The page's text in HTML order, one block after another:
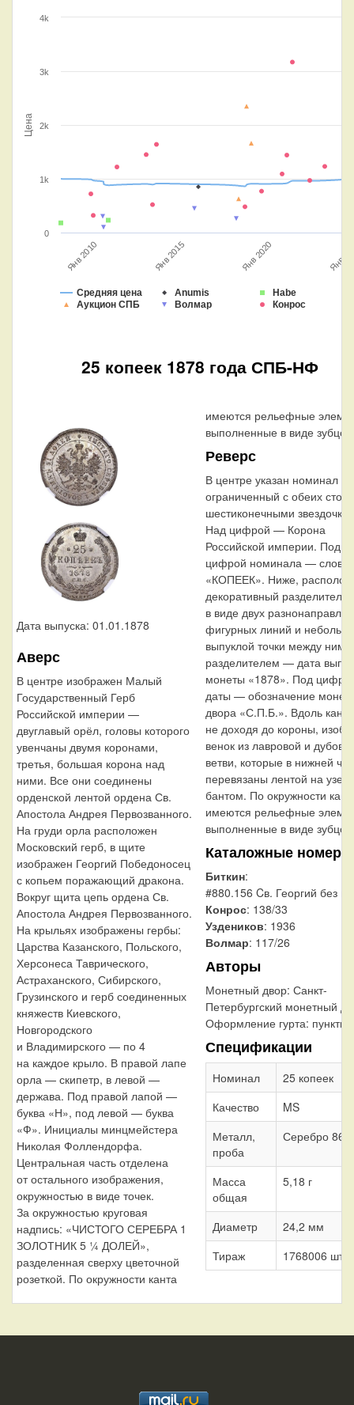
Цена
Средняя цена Anumis
Habe
Аукцион СПБ
Волмар Конрос
Янв 2010 Янв 2015 Янв 2020 Янв
0
1k
2k
3k
4k
25 копеек 1878 года СПБ-НФ
Дата выпуска: 01.01.1878
Аверс
В центре изображен Малый
Государственный Герб
Российской империи —
двуглавый орёл, головы которого
увенчаны двумя коронами,
третья, большая корона над
ними. Все они соединены
орденской лентой ордена Св.
Апостола Андрея Первозванного.
На груди орла расположен
Московский герб, в щите
изображен Георгий Победоносец
с копьем поражающий дракона.
Вокруг щита цепь ордена Св.
Апостола Андрея Первозванного.
На крыльях изображены гербы:
Царства Казанского, Польского,
Херсонеса Таврического,
Астраханского, Сибирского,
Грузинского и герб соединенных
княжеств Киевского,
Новгородского
и Владимирского — по 4
на каждое крыло. В правой лапе
орла — скипетр, в левой —
держава. Под правой лапой —
буква «Н», под левой — буква
«Ф». Инициалы минцмейстера
Николая Фоллендорфа.
Центральная часть отделена
от остального изображения,
окружностью в виде точек.
За окружностью круговая
надпись: «ЧИСТОГО СЕРЕБРА 1
ЗОЛОТНИК 5 ¼ ДОЛЕЙ»,
разделенная сверху цветочной
розеткой. По окружности канта
имеются рельефные
выполненные в виде зубцов.
Реверс
В центре указан номинал
ограниченный с обеих
шестиконечными
Над цифрой — Корона
Российской империи. Под
цифрой номинала — слово
«КОПЕЕК». Ниже,
декоративный разделитель
в виде двух
фигурных линий и
выпуклой точки между
разделителем — дата
монеты «1878». Под
даты — обозначение
двора «С.П.Б.». Вдоль
не доходя до короны,
венок из лавровой и
ветви, которые в нижней
перевязаны лентой на узел
бантом. По окружности
имеются рельефные
выполненные в виде зубцов.
Каталожные номера
Биткин:
#880.156 Cв. Георгий без
Конрос: 138/33
Уздеников: 1936
Волмар: 117/26
Авторы
Монетный двор: Санкт-
Петербургский монетный
Оформление гурта: пунктир
Спецификации
Номинал
25 копеек
Качество
MS
Металл,
проба
Серебро 868
Масса
общая
5,18 г
Диаметр
24,2 мм
Тираж
1768006 шт.